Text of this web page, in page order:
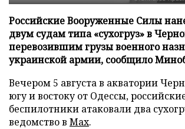
Российские Вооруженные Силы
двум судам типа «сухогруз» в
перевозившим грузы военного
украинской армии, сообщило
Вечером 5 августа в акватории
югу и востоку от Одессы,
беспилотники атаковали два
ведомство в Max.